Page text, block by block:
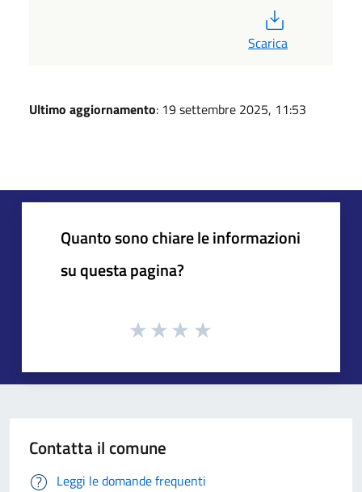
Scarica
Ultimo aggiornamento: 19 settembre 2025, 11:53
Quanto sono chiare le informazioni
su questa pagina?
Contatta il comune
Leggi le domande frequenti